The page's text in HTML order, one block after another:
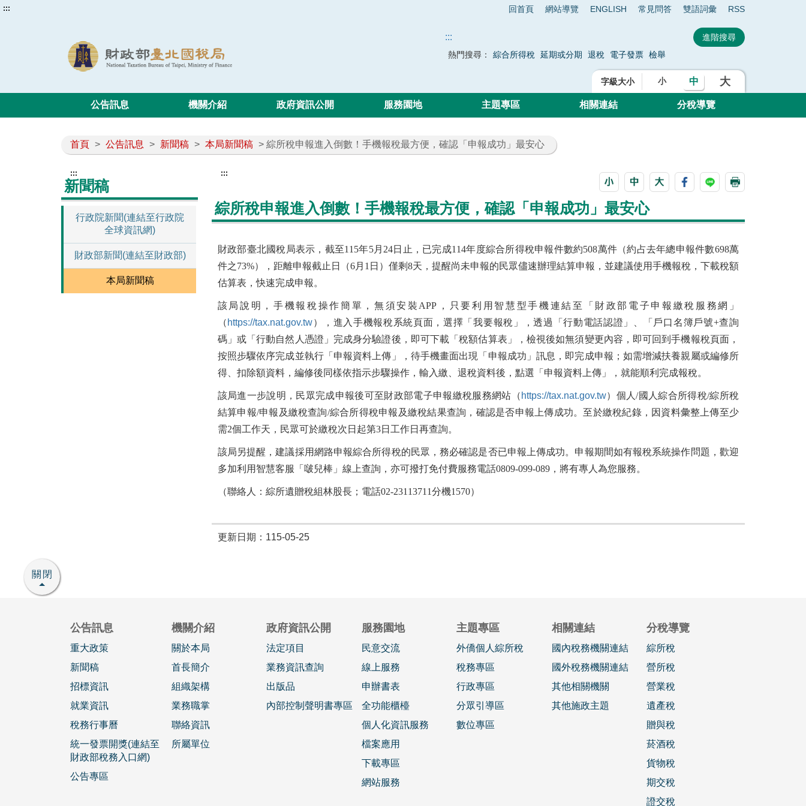
::: 回首頁 網站導覽 ENGLISH 常見問答 雙語詞彙 RSS
:::
熱門搜尋： 綜合所得稅 延期或分期 退稅 電子發票 檢舉
字級大小 小 中 大
公告訊息 機關介紹 政府資訊公開 服務園地 主題專區 相關連結 分稅導覽
首頁 > 公告訊息 > 新聞稿 > 本局新聞稿 > 綜所稅申報進入倒數！手機報稅最方便，確認「申報成功」最安心
:::
新聞稿
行政院新聞(連結至行政院
全球資訊網)
財政部新聞(連結至財政部)
本局新聞稿
:::
綜所稅申報進入倒數！手機報稅最方便，確認「申報成功」最安心
財政部臺北國稅局表示，截至115年5月24日止，已完成114年度綜合所得稅申報件數約508萬件（約占去年總申報件數698萬
件之73%），距離申報截止日（6月1日）僅剩8天，提醒尚未申報的民眾儘速辦理結算申報，並建議使用手機報稅，下載稅額
估算表，快速完成申報。
該局說明，手機報稅操作簡單，無須安裝APP，只要利用智慧型手機連結至「財政部電子申報繳稅服務網」
（ https://tax.nat.gov.tw），進入手機報稅系統頁面，選擇「我要報稅」，透過「行動電話認證」、「戶口名簿戶號+查詢
碼」或「行動自然人憑證」完成身分驗證後，即可下載「稅額估算表」，檢視後如無須變更內容，即可回到手機報稅頁面，
按照步驟依序完成並執行「申報資料上傳」，待手機畫面出現「申報成功」訊息，即完成申報；如需增減扶養親屬或編修所
得、扣除額資料，編修後同樣依指示步驟操作，輸入繳、退稅資料後，點選「申報資料上傳」，就能順利完成報稅。
該局進一步說明，民眾完成申報後可至財政部電子申報繳稅服務網站（ https://tax.nat.gov.tw）個人/國人綜合所得稅/綜所稅
結算申報/申報及繳稅查詢/綜合所得稅申報及繳稅結果查詢，確認是否申報上傳成功。至於繳稅紀錄，因資料彙整上傳至少
需2個工作天，民眾可於繳稅次日起第3日工作日再查詢。
該局另提醒，建議採用網路申報綜合所得稅的民眾，務必確認是否已申報上傳成功。申報期間如有報稅系統操作問題，歡迎
多加利用智慧客服「啵兒棒」線上查詢，亦可撥打免付費服務電話0809-099-089，將有專人為您服務。
（聯絡人：綜所遺贈稅組林股長；電話02-23113711分機1570）
更新日期：115-05-25
關閉
公告訊息
重大政策
新聞稿
招標資訊
就業資訊
稅務行事曆
統一發票開獎(連結至
財政部稅務入口網)
公告專區
機關介紹
關於本局
首長簡介
組織架構
業務職掌
聯絡資訊
所屬單位
政府資訊公開
法定項目
業務資訊查詢
出版品
內部控制聲明書專區
服務園地
民意交流
線上服務
申辦書表
全功能櫃檯
個人化資訊服務
檔案應用
下載專區
網站服務
主題專區
外僑個人綜所稅
稅務專區
行政專區
分眾引導區
數位專區
相關連結
國內稅務機關連結
國外稅務機關連結
其他相關機關
其他施政主題
分稅導覽
綜所稅
營所稅
營業稅
遺產稅
贈與稅
菸酒稅
貨物稅
期交稅
證交稅